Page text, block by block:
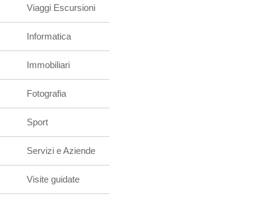
Viaggi Escursioni
Informatica
Immobiliari
Fotografia
Sport
Servizi e Aziende
Visite guidate